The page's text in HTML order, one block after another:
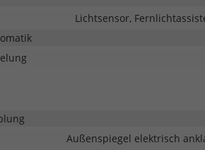
Lichtsensor,
Außenspiegel elektrisch